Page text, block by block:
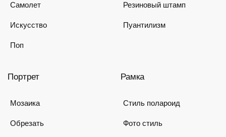
Самолет
Искусство
Поп
Резиновый штамп
Пуантилизм
Портрет
Мозаика
Обрезать
Рамка
Стиль полароид
Фото стиль